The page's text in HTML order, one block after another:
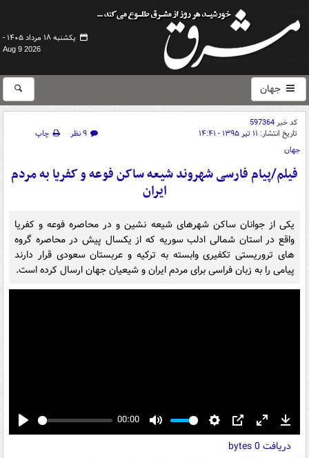
یکشنبه ۱۸ مرداد ۱۴۰۵ -
Aug 9 2026
جهان
کد خبر597364
تاریخ انتشار: ۱۱ تیر ۱۳۹۵ - ۱۴:۴۱ ۹ نظر
چاپ
جهان
فیلم/پیام فارسی شهروند شیعه ساکن فوعه و کفریا به مردم
ایران
یکی از جوانان ساکن شهرهای شیعه نشین و در محاصره فوعه و کفریا
واقع در استان شمالی ادلب سوریه که از یکسال پیش در محاصره گروه
های تروریستی تکفیری وابسته به ترکیه و عربستان سعودی قرار دارند
پیامی را به زبان فراسی برای مردم ایران و شیعیان جهان ارسال کرده است.
Play
00:00
Mute Settings
PIP Enter
fullscreen
دریافت 0 bytes